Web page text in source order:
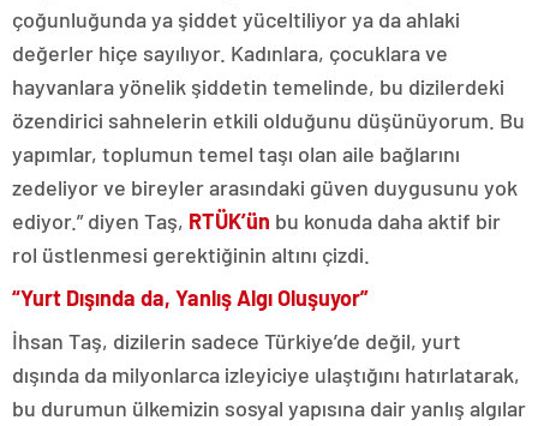
çoğunluğunda ya şiddet yüceltiliyor ya da ahlaki
değerler hiçe sayılıyor. Kadınlara, çocuklara ve
hayvanlara yönelik şiddetin temelinde, bu dizilerdeki
özendirici sahnelerin etkili olduğunu düşünüyorum. Bu
yapımlar, toplumun temel taşı olan aile bağlarını
zedeliyor ve bireyler arasındaki güven duygusunu yok
ediyor.” diyen Taş, RTÜK’ün bu konuda daha aktif bir
rol üstlenmesi gerektiğinin altını çizdi.
“Yurt Dışında da, Yanlış Algı Oluşuyor”
İhsan Taş, dizilerin sadece Türkiye’de değil, yurt
dışında da milyonlarca izleyiciye ulaştığını hatırlatarak,
bu durumun ülkemizin sosyal yapısına dair yanlış algılar